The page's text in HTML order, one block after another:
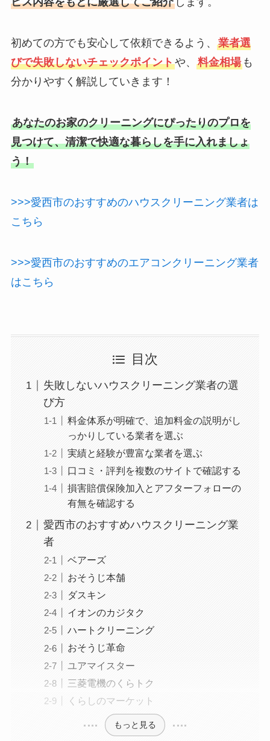
初めての方でも安心して依頼できるよう、 業者選
びで失敗しないチェックポイントや、 料金相場も
分かりやすく解説していきます！
あなたのお家のクリーニングにぴったりのプロを
見つけて、清潔で快適な暮らしを手に入れましょ
う！
>>>愛西市のおすすめのハウスクリーニング業者は
こちら
>>>愛西市のおすすめのエアコンクリーニング業者
はこちら
目次
失敗しないハウスクリーニング業者の選
び方
料金体系が明確で、追加料金の説明がし
っかりしている業者を選ぶ
実績と経験が豊富な業者を選ぶ
口コミ・評判を複数のサイトで確認する
損害賠償保険加入とアフターフォローの
有無を確認する
愛西市のおすすめハウスクリーニング業
者
ベアーズ
おそうじ本舗
ダスキン
イオンのカジタク
ハートクリーニング
おそうじ革命
ユアマイスター
三菱電機のくらトク
くらしのマーケット
もっと見る